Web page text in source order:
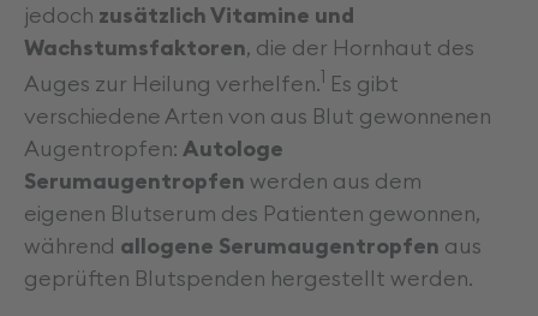
jedoch zusätzlich Vitamine und
Wachstumsfaktoren, die der Hornhaut des
Auges zur Heilung verhelfen.1 Es gibt
verschiedene Arten von aus Blut gewonnenen
Augentropfen: Autologe
Serumaugentropfen werden aus dem
eigenen Blutserum des Patienten gewonnen,
während allogene Serumaugentropfen aus
geprüften Blutspenden hergestellt werden.